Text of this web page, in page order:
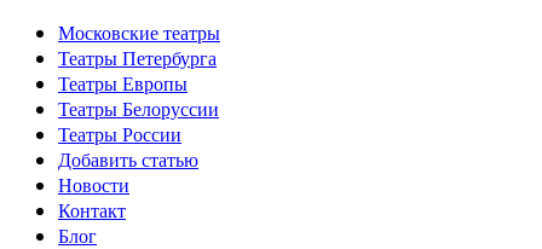
Московские театры
Театры Петербурга
Театры Европы
Театры Белоруссии
Театры России
Добавить статью
Новости
Контакт
Блог